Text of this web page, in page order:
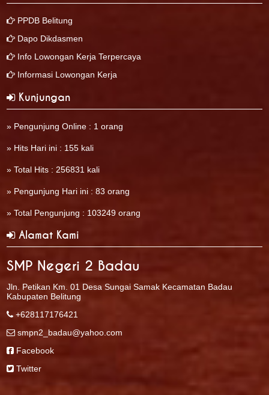
PPDB Belitung
Dapo Dikdasmen
Info Lowongan Kerja Terpercaya
Informasi Lowongan Kerja
Kunjungan
» Pengunjung Online : 1 orang
» Hits Hari ini : 155 kali
» Total Hits : 256831 kali
» Pengunjung Hari ini : 83 orang
» Total Pengunjung : 103249 orang
Alamat Kami
SMP Negeri 2 Badau
Jln. Petikan Km. 01 Desa Sungai Samak Kecamatan Badau
Kabupaten Belitung
+628117176421
smpn2_badau@yahoo.com
Facebook
Twitter